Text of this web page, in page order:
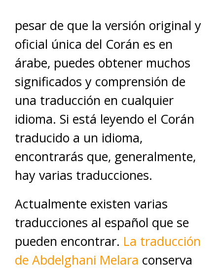
pesar de que la versión original y
oficial única del Corán es en
árabe, puedes obtener muchos
significados y comprensión de
una traducción en cualquier
idioma. Si está leyendo el Corán
traducido a un idioma,
encontrarás que, generalmente,
hay varias traducciones.
Actualmente existen varias
traducciones al español que se
pueden encontrar. La traducción
de Abdelghani Melara conserva